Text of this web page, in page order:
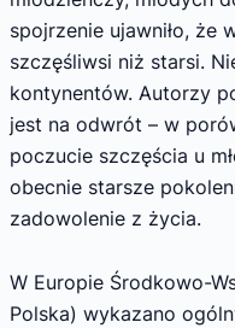
spojrzenie ujawniło, że
szczęśliwsi niż starsi.
kontynentów. Autorzy
jest na odwrót – w
poczucie szczęścia u
obecnie starsze
zadowolenie z życia.
W Europie Środkowo-
Polska) wykazano